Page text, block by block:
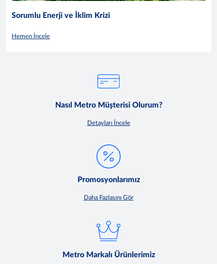
Sorumlu Enerji ve İklim Krizi
Hemen İncele
Nasıl Metro Müşterisi Olurum?
Detayları İncele
Promosyonlarımız
Daha Fazlasını Gör
Metro Markalı Ürünlerimiz